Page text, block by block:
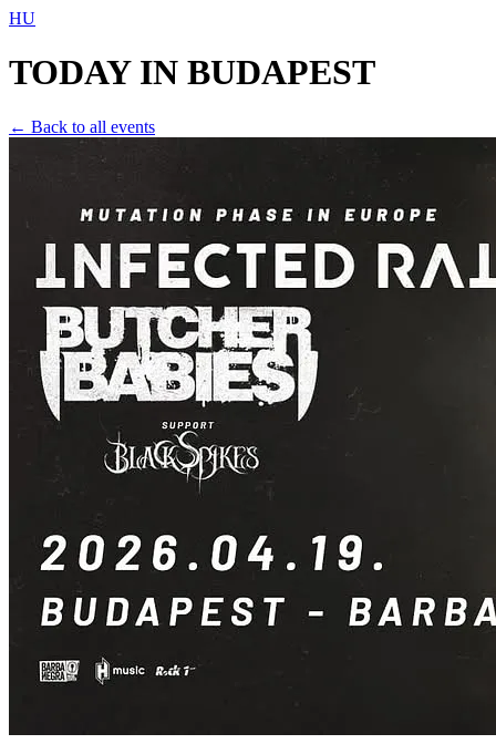
HU
TODAY IN BUDAPEST
← Back to all events